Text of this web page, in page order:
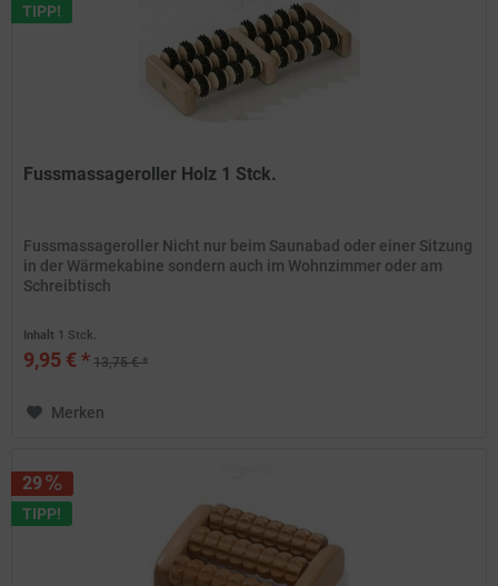
TIPP!
Fussmassageroller Holz 1 Stck.
Fussmassageroller Nicht nur beim Saunabad oder einer Sitzung
in der Wärmekabine sondern auch im Wohnzimmer oder am
Schreibtisch
Inhalt 1 Stck.
9,95 € * 13,75 € *
Merken
29
TIPP!